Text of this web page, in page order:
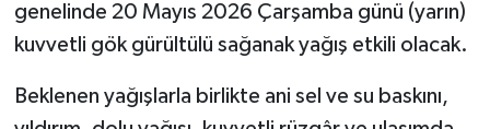
genelinde 20 Mayıs 2026 Çarşamba günü (yarın)
kuvvetli gök gürültülü sağanak yağış etkili olacak.
Beklenen yağışlarla birlikte ani sel ve su baskını,